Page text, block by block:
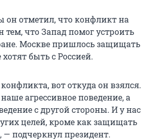
он отметил, что конфликт на
тем, что Запад помог устроить
Москве пришлось защищать
быть с Россией.
вот откуда он взялся.
агрессивное поведение, а
с другой стороны. И у нас
целей, кроме как защищать
— подчеркнул президент.